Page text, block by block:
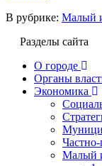
В рубрике: Малый
Разделы сайта
О городе
Органы
Экономика
Частно-
Малый